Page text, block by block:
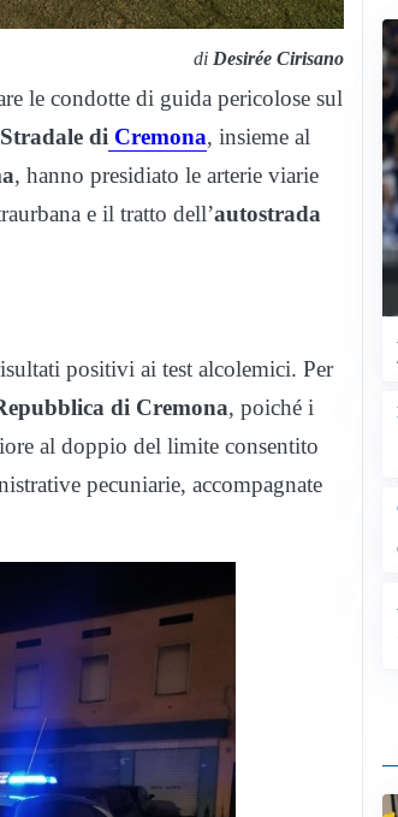
di Desirée Cirisano
le condotte di guida pericolose sul
di Cremona, insieme al
, hanno presidiato le arterie viarie
e il tratto dell’autostrada
positivi ai test alcolemici. Per
di Cremona, poiché i
al doppio del limite consentito
pecuniarie, accompagnate